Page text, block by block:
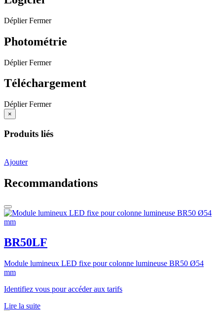
Déplier Fermer
Photométrie
Déplier Fermer
Téléchargement
Déplier Fermer
×
Produits liés
Ajouter
Recommandations
BR50LF
Module lumineux LED fixe pour colonne lumineuse BR50 Ø54
mm
Identifiez vous pour accéder aux tarifs
Lire la suite